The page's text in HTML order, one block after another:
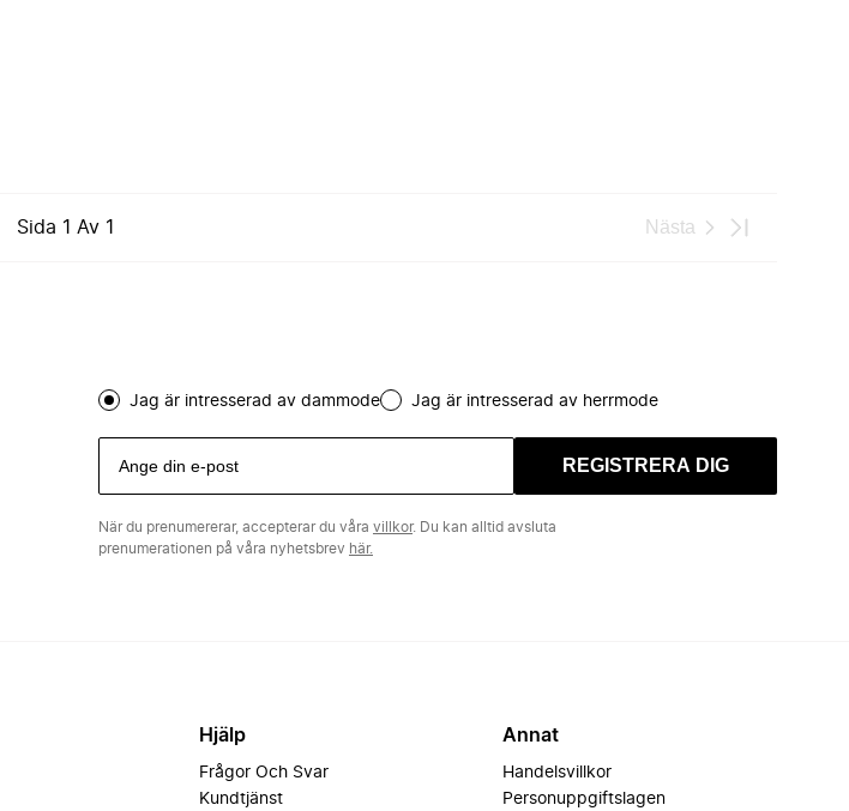
Sida 1 Av 1 Nästa
Jag är intresserad av dammode Jag är intresserad av herrmode
REGISTRERA DIG
När du prenumererar, accepterar du våra villkor. Du kan alltid avsluta
prenumerationen på våra nyhetsbrev här.
Hjälp
Frågor Och Svar
Kundtjänst
Annat
Handelsvillkor
Personuppgiftslagen